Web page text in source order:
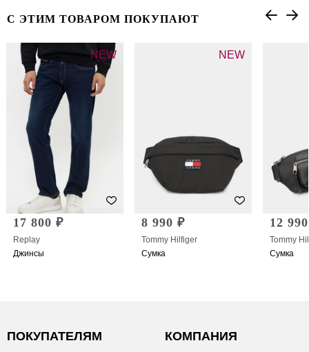
С ЭТИМ ТОВАРОМ ПОКУПАЮТ
NEW
17 800 ₽
Replay
Джинсы
NEW
8 990 ₽
Tommy Hilfiger
Сумка
12
Tommy
Сумка
ПОКУПАТЕЛЯМ КОМПАНИЯ